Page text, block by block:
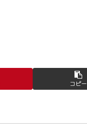
コピー